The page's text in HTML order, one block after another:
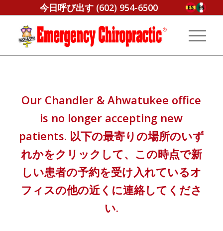
今日呼び出す (602) 954-6500
Our Chandler &Ahwatukee office
is no longer accepting new
patients. 以下の最寄りの場所のいず
れかをクリックして、この時点で新
しい患者の予約を受け入れているオ
フィスの他の近くに連絡してくださ
い.